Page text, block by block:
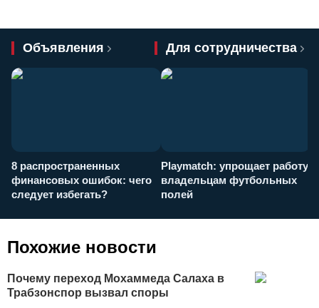
Объявления Для сотрудничества
8 распространенных
финансовых ошибок: чего
следует избегать?
Playmatch: упрощает работу
владельцам футбольных
полей
Похожие новости
Почему переход Мохаммеда Салаха в
Трабзонспор вызвал споры